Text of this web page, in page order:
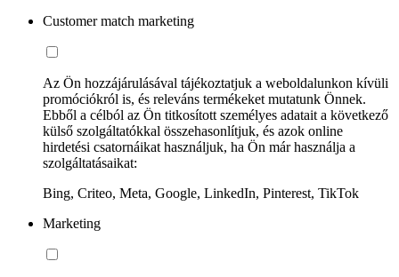
Customer match marketing
Az Ön hozzájárulásával tájékoztatjuk a weboldalunkon kívüli
promóciókról is, és releváns termékeket mutatunk Önnek.
Ebből a célból az Ön titkosított személyes adatait a következő
külső szolgáltatókkal összehasonlítjuk, és azok online
hirdetési csatornáikat használjuk, ha Ön már használja a
szolgáltatásaikat:
Bing, Criteo, Meta, Google, LinkedIn, Pinterest, TikTok
Marketing